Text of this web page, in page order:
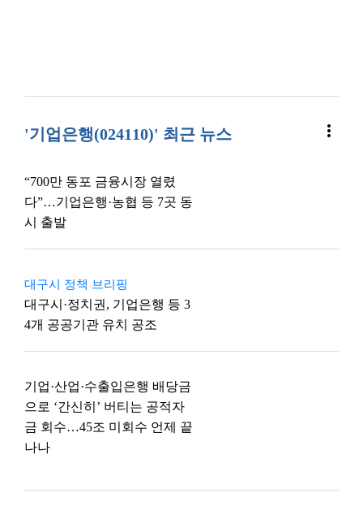
'기업은행(024110)' 최근 뉴스 more_vert
“700만 동포 금융시장 열렸
다”…기업은행·농협 등 7곳 동
시 출발
대구시 정책 브리핑
대구시·정치권, 기업은행 등 3
4개 공공기관 유치 공조
기업·산업·수출입은행 배당금
으로 ‘간신히’ 버티는 공적자
금 회수…45조 미회수 언제 끝
나나